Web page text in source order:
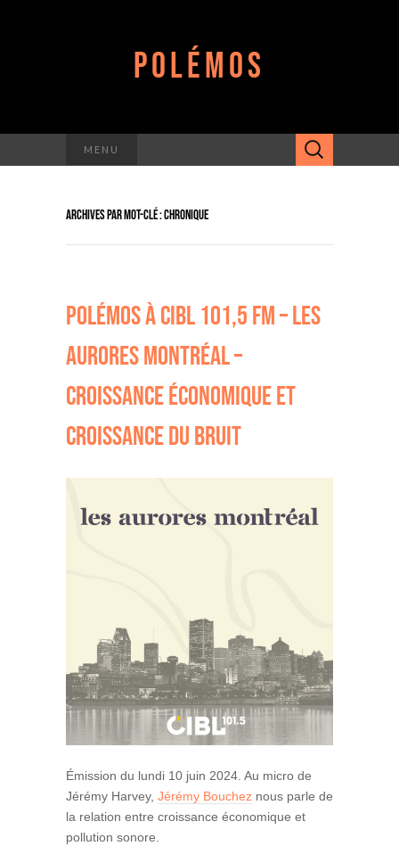
POLÉMOS
MENU Rechercher :
ARCHIVES PAR MOT-CLÉ : CHRONIQUE
POLÉMOS À CIBL 101,5 FM – LES
AURORES MONTRÉAL –
CROISSANCE ÉCONOMIQUE ET
CROISSANCE DU BRUIT
Émission du lundi 10 juin 2024. Au micro de
Jérémy Harvey, Jérémy Bouchez nous parle de
la relation entre croissance économique et
pollution sonore.